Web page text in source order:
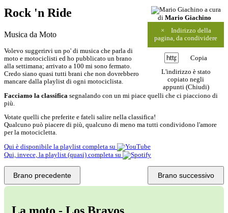
a cura
di Mario Giachino
×
Indirizzo della
pagina, da condividere
Copia
L'indirizzo è stato
copiato negli
appunti (Chiudi)
Rock 'n Ride
Musica da Moto
Volevo suggerirvi un po' di musica che parla di
moto e motociclisti ed ho pubblicato un brano
alla settimana; arrivato a 100 mi sono fermato.
Credo siano quasi tutti brani che non dovrebbero
mancare dalla playlist di ogni motociclista.
Facciamo la classifica segnalando con un mi piace quelli che ci piacciono di
più.
Votate quelli che preferite e fateli salire nella classifica!
Qualcuno può piacere di più, qualcuno di meno ma tutti condividono l'amore
per la motocicletta.
Qui è disponibile la playlist completa su
Qui, invece, la playlist (quasi) completa su
Brano precedente Brano successivo